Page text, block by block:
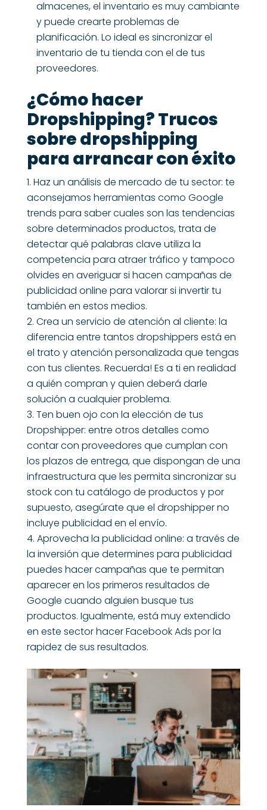
almacenes, el inventario es muy cambiante
y puede crearte problemas de
planificación. Lo ideal es sincronizar el
inventario de tu tienda con el de tus
proveedores.
¿Cómo hacer
Dropshipping? Trucos
sobre dropshipping
para arrancar con éxito
Haz un análisis de mercado de tu sector: te
aconsejamos herramientas como Google
trends para saber cuales son las tendencias
sobre determinados productos, trata de
detectar qué palabras clave utiliza la
competencia para atraer tráfico y tampoco
olvides en averiguar si hacen campañas de
publicidad online para valorar si invertir tu
también en estos medios.
Crea un servicio de atención al cliente: la
diferencia entre tantos dropshippers está en
el trato y atención personalizada que tengas
con tus clientes. Recuerda! Es a ti en realidad
a quién compran y quien deberá darle
solución a cualquier problema.
Ten buen ojo con la elección de tus
Dropshipper: entre otros detalles como
contar con proveedores que cumplan con
los plazos de entrega, que dispongan de una
infraestructura que les permita sincronizar su
stock con tu catálogo de productos y por
supuesto, asegúrate que el dropshipper no
incluye publicidad en el envío.
Aprovecha la publicidad online: a través de
la inversión que determines para publicidad
puedes hacer campañas que te permitan
aparecer en los primeros resultados de
Google cuando alguien busque tus
productos. Igualmente, está muy extendido
en este sector hacer Facebook Ads por la
rapidez de sus resultados.